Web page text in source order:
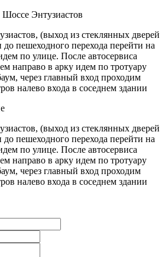
Энтузиастов
(выход из стеклянных дверей
пешеходного перехода перейти на
по улице. После автосервиса
направо в арку идем по тротуару
через главный вход проходим
налево входа в соседнем здании
(выход из стеклянных дверей
пешеходного перехода перейти на
по улице. После автосервиса
направо в арку идем по тротуару
через главный вход проходим
налево входа в соседнем здании